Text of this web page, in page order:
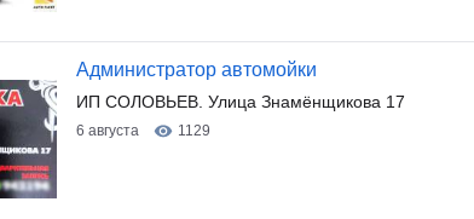
Администратор автомойки
ИП СОЛОВЬЕВ. Улица Знамёнщикова 17
6 августа 1129